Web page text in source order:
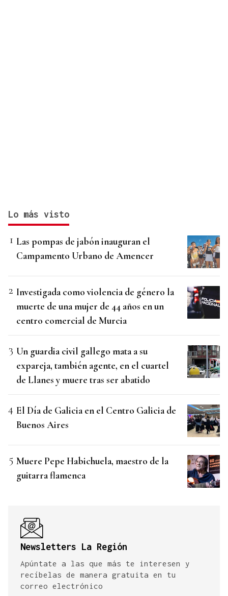
Lo más visto
Las pompas de jabón inauguran el
Campamento Urbano de Amencer
Investigada como violencia de género la
muerte de una mujer de 44 años en un
centro comercial de Murcia
Un guardia civil gallego mata a su
expareja, también agente, en el cuartel
de Llanes y muere tras ser abatido
El Día de Galicia en el Centro Galicia de
Buenos Aires
Muere Pepe Habichuela, maestro de la
guitarra flamenca
Newsletters La Región
Apúntate a las que más te interesen y
recíbelas de manera gratuita en tu
correo electrónico